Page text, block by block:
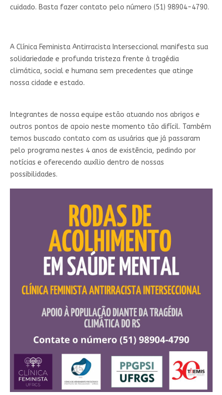
cuidado. Basta fazer contato pelo número (51) 98904-4790.
A Clínica Feminista Antirracista Interseccional manifesta sua
solidariedade e profunda tristeza frente à tragédia
climática, social e humana sem precedentes que atinge
nossa cidade e estado.
Integrantes de nossa equipe estão atuando nos abrigos e
outros pontos de apoio neste momento tão difícil. Também
temos buscado contato com as usuárias que já passaram
pelo programa nestes 4 anos de existência, pedindo por
notícias e oferecendo auxílio dentro de nossas
possibilidades.